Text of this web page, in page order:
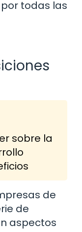
todas las
sobre la
de
de
aspectos